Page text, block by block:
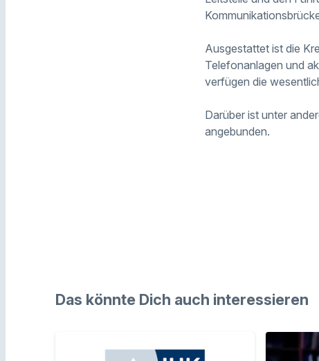
Ausgestattet ist die
Telefonanlagen und
verfügen die
Darüber ist unter
angebunden.
Das könnte Dich auch interessieren